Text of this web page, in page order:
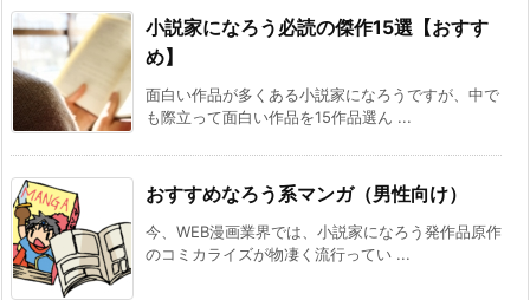
ギャルルルル！ギャルが戦車に乗ってやってく
る！ 【ポスト・アポカリプス/完結済み（4.6
万字）】
DREノベルス：『魔法の瓶詰職人システィナは
能で一から幸せを掴みます~』 などの表紙
[スコ速＠ネット小説まとめ] 2026/08/04 18:00
『異世界★魔法少女― 転生初日に聖女扱いされ
ましたが、変身が罰ゲームすぎます！ ―』 『臆
病魔術師、カレンの激情 ～ダンジョンという
楽園は、君達に夢を見せるか～』
小説家になろう必読の傑作15選【おすす
め】
面白い作品が多くある小説家になろうですが、中で
も際立って面白い作品を15作品選ん ...
おすすめなろう系マンガ（男性向け）
今、WEB漫画業界では、小説家になろう発作品原作
のコミカライズが物凄く流行ってい ...